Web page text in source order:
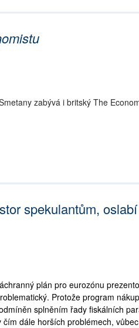
zabývá i britský The
spekulantům,
plán pro eurozónu
Protože program
splněním řady fiskálních
dále horších problémech,